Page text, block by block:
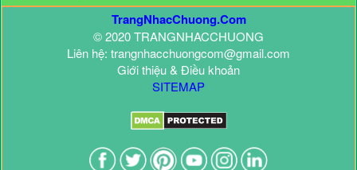
TrangNhacChuong.Com
© 2020 TRANGNHACCHUONG
Liên hệ: trangnhacchuongcom@gmail.com
Giới thiệu & Điều khoản
SITEMAP